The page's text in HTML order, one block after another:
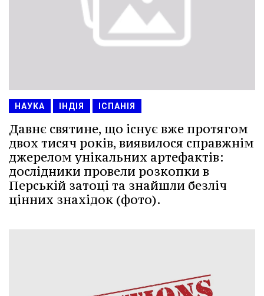
НАУКА ІНДІЯ ІСПАНІЯ
Давнє святине, що існує вже протягом
двох тисяч років, виявилося справжнім
джерелом унікальних артефактів:
дослідники провели розкопки в
Перській затоці та знайшли безліч
цінних знахідок (фото).